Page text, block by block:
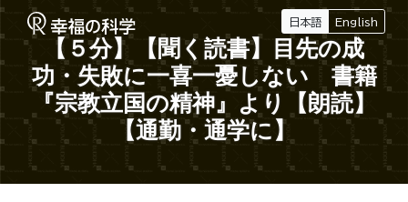
日本語 English
【５分】【聞く読書】目先の成
功・失敗に一喜一憂しない 書籍
『宗教立国の精神』より【朗読】
【通勤・通学に】